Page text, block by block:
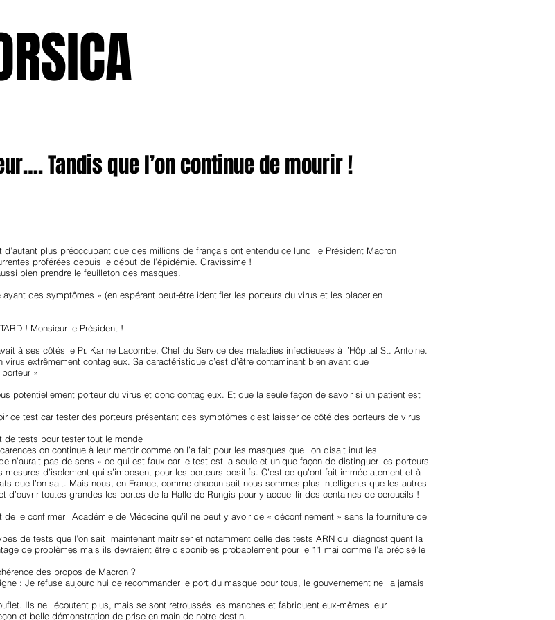
Tandis que l’on continue de mourir !
plus préoccupant que des millions de français ont entendu ce lundi le Président Macron
proférées depuis le début de l’épidémie. Gravissime !
bien prendre le feuilleton des masques.
des symptômes » (en espérant peut-être identifier les porteurs du virus et les placer en
! Monsieur le Président !
à ses côtés le Pr. Karine Lacombe, Chef du Service des maladies infectieuses à l’Hôpital St. Antoine.
extrêmement contagieux. Sa caractéristique c’est d’être contaminant bien avant que
»
potentiellement porteur du virus et donc contagieux. Et que la seule façon de savoir si un patient est
ce test car tester des porteurs présentant des symptômes c’est laisser ce côté des porteurs de virus
de tests pour tester tout le monde
on continue à leur mentir comme on l’a fait pour les masques que l’on disait inutiles
n’aurait pas de sens » ce qui est faux car le test est la seule et unique façon de distinguer les porteurs
d’isolement qui s’imposent pour les porteurs positifs. C’est ce qu’ont fait immédiatement et à
que l’on sait. Mais nous, en France, comme chacun sait nous sommes plus intelligents que les autres
d’ouvrir toutes grandes les portes de la Halle de Rungis pour y accueillir des centaines de cercueils !
le confirmer l’Académie de Médecine qu’il ne peut y avoir de « déconfinement » sans la fourniture de
de tests que l’on sait maintenant maitriser et notamment celle des tests ARN qui diagnostiquent la
de problèmes mais ils devraient être disponibles probablement pour le 11 mai comme l’a précisé le
des propos de Macron ?
: Je refuse aujourd’hui de recommander le port du masque pour tous, le gouvernement ne l’a jamais
Ils ne l’écoutent plus, mais se sont retroussés les manches et fabriquent eux-mêmes leur
et belle démonstration de prise en main de notre destin.